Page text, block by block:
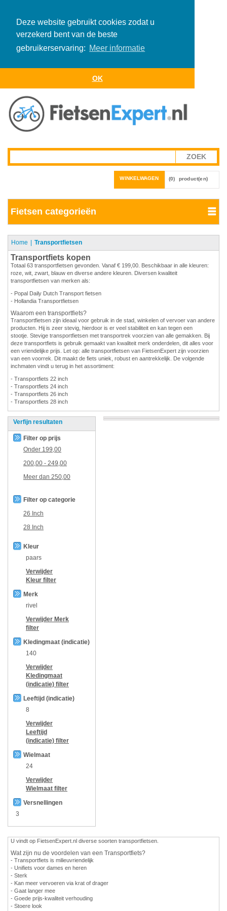
Deze website gebruikt cookies zodat u
verzekerd bent van de beste
gebruikerservaring: Meer informatie
OK
WINKELWAGEN (0) product(en)
Fietsen categorieën
Home Transportfietsen
Transportfiets kopen
Totaal 63 transportfietsen gevonden. Vanaf € 199,00. Beschikbaar in alle kleuren:
roze, wit, zwart, blauw en diverse andere kleuren. Diversen kwaliteit
transportfietsen van merken als:
- Popal Daily Dutch Transport fietsen
- Hollandia Transportfietsen
Waarom een transportfiets?
Transportfietsen zijn ideaal voor gebruik in de stad, winkelen of vervoer van andere
producten. Hij is zeer stevig, hierdoor is er veel stabiliteit en kan tegen een
stootje. Stevige transportfietsen met transportrek voorzien van alle gemakken. Bij
deze transportfiets is gebruik gemaakt van kwaliteit merk onderdelen, dit alles voor
een vriendelijke prijs. Let op: alle transportfietsen van FietsenExpert zijn voorzien
van een voorrek. Dit maakt de fiets uniek, robust en aantrekkelijk. De volgende
inchmaten vindt u terug in het assortiment:
- Transportfiets 22 inch
- Transportfiets 24 inch
- Transportfiets 26 inch
- Transportfiets 28 inch
Verfijn resultaten
Filter op prijs
Onder 199,00
200,00 - 249,00
Meer dan 250,00
Filter op categorie
26 Inch
28 Inch
Kleur
paars
Verwijder
Kleur filter
Merk
rivel
Verwijder Merk
filter
Kledingmaat (indicatie)
140
Verwijder
Kledingmaat
(indicatie) filter
Leeftijd (indicatie)
8
Verwijder
Leeftijd
(indicatie) filter
Wielmaat
24
Verwijder
Wielmaat filter
Versnellingen
3
U vindt op FietsenExpert.nl diverse soorten transportfietsen.
Wat zijn nu de voordelen van een Transportfiets?
- Transportfiets is milieuvriendelijk
- Unifiets voor dames en heren
- Sterk
- Kan meer vervoeren via krat of drager
- Gaat langer mee
- Goede prijs-kwaliteit verhouding
- Stoere look